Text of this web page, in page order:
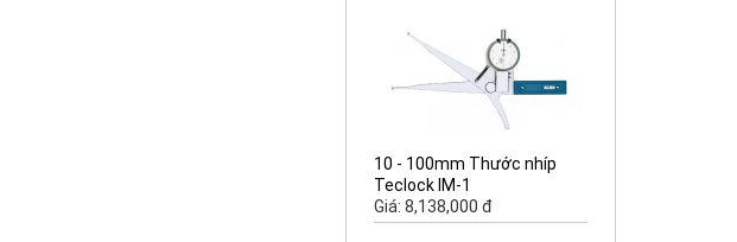
10 - 100mm Thước nhíp
Teclock IM-1
Giá: 8,138,000 đ